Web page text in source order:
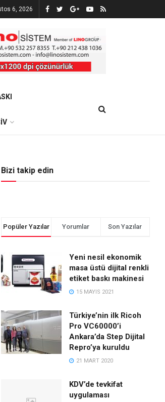
6, 2026
Bizi takip edin
Popüler Yazılar Yorumlar Son Yazılar
Yeni nesil ekonomik
masa üstü dijital renkli
etiket baskı makinesi
15 MAYIS 2021
Türkiye’nin ilk Ricoh
Pro VC60000’i
Ankara’da Step Dijital
Repro’ya kuruldu
21 MART 2020
KDV’de tevkifat
uygulaması